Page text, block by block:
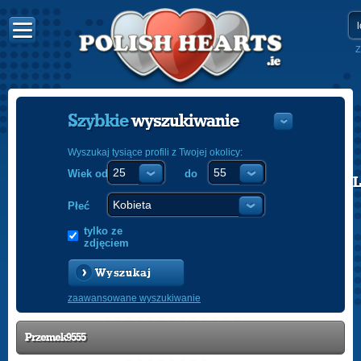
POLISH
Szybkiewyszukiwanie
Wyszukaj tysiące profili z Twojej okolicy:
Wiek od do
Płeć
tylko ze
zdjęciem
Wyszukaj
zaawansowane wyszukiwanie
Przemek9555